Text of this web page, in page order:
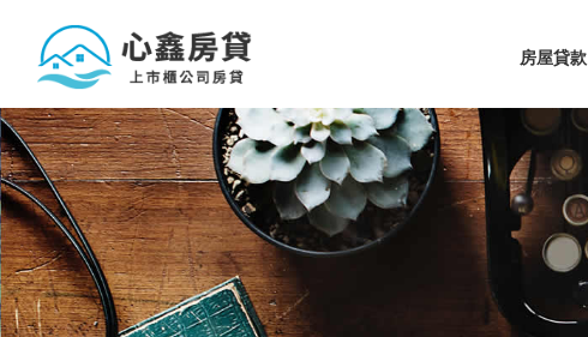
房屋貸款